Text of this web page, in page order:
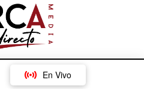
En Vivo